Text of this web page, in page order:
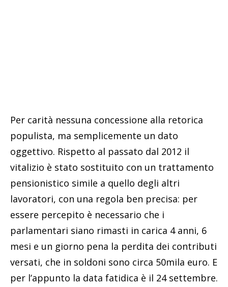
Per carità nessuna concessione alla retorica
populista, ma semplicemente un dato
oggettivo. Rispetto al passato dal 2012 il
vitalizio è stato sostituito con un trattamento
pensionistico simile a quello degli altri
lavoratori, con una regola ben precisa: per
essere percepito è necessario che i
parlamentari siano rimasti in carica 4 anni, 6
mesi e un giorno pena la perdita dei contributi
versati, che in soldoni sono circa 50mila euro. E
per l’appunto la data fatidica è il 24 settembre.